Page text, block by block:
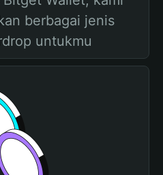
berbagai jenis
untukmu